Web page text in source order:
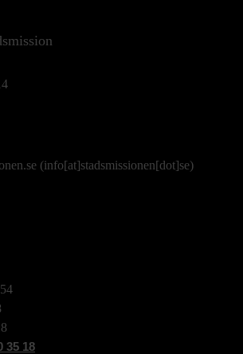
(info[at]stadsmissionen[dot]se)
35 18